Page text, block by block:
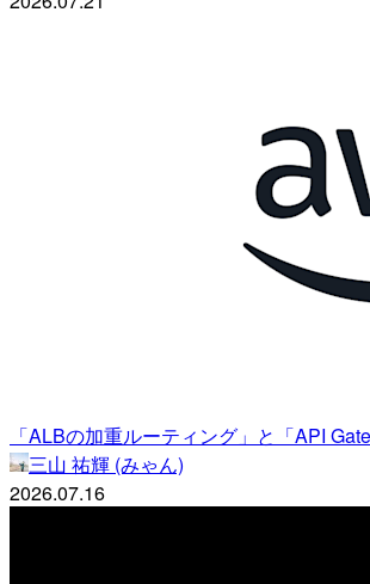
「ALBの加重ルーティング」と「API
三山 祐輝 (みゃん)
2026.07.16